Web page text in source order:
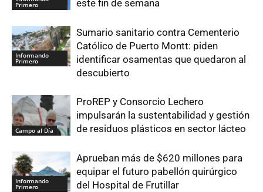
Primero este fin de semana
Informando
Primero
Sumario sanitario contra Cementerio
Católico de Puerto Montt: piden
identificar osamentas que quedaron al
descubierto
Campo al Día
ProREP y Consorcio Lechero
impulsarán la sustentabilidad y gestión
de residuos plásticos en sector lácteo
Informando
Primero
Aprueban más de $620 millones para
equipar el futuro pabellón quirúrgico
del Hospital de Frutillar